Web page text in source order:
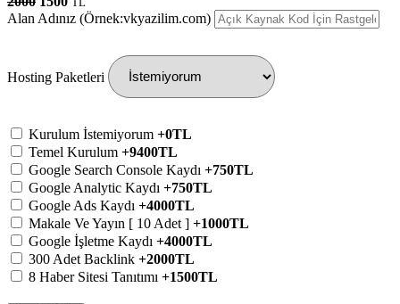
Alan Adınız (Örnek:vkyazilim.com)
Hosting Paketleri
Kurulum İstemiyorum +0TL
Temel Kurulum +9400TL
Google Search Console Kaydı +750TL
Google Analytic Kaydı +750TL
Google Ads Kaydı +4000TL
Makale Ve Yayın [ 10 Adet ] +1000TL
Google İşletme Kaydı +4000TL
300 Adet Backlink +2000TL
8 Haber Sitesi Tanıtımı +1500TL